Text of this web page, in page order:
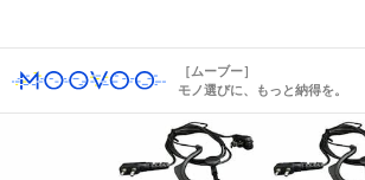
［ムーブー］
モノ選びに、もっと納得を。